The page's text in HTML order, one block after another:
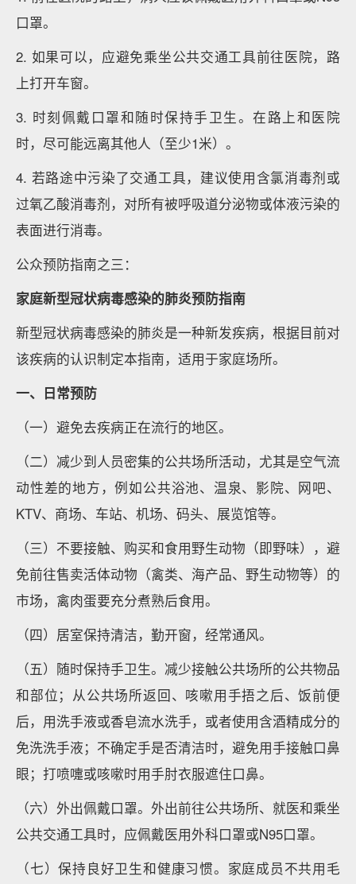
口罩。
2. 如果可以，应避免乘坐公共交通工具前往医院，路
上打开车窗。
3. 时刻佩戴口罩和随时保持手卫生。在路上和医院
时，尽可能远离其他人（至少1米）。
4. 若路途中污染了交通工具，建议使用含氯消毒剂或
过氧乙酸消毒剂，对所有被呼吸道分泌物或体液污染的
表面进行消毒。
公众预防指南之三：
家庭新型冠状病毒感染的肺炎预防指南
新型冠状病毒感染的肺炎是一种新发疾病，根据目前对
该疾病的认识制定本指南，适用于家庭场所。
一、日常预防
（一）避免去疾病正在流行的地区。
（二）减少到人员密集的公共场所活动，尤其是空气流
动性差的地方，例如公共浴池、温泉、影院、网吧、
KTV、商场、车站、机场、码头、展览馆等。
（三）不要接触、购买和食用野生动物（即野味），避
免前往售卖活体动物（禽类、海产品、野生动物等）的
市场，禽肉蛋要充分煮熟后食用。
（四）居室保持清洁，勤开窗，经常通风。
（五）随时保持手卫生。减少接触公共场所的公共物品
和部位；从公共场所返回、咳嗽用手捂之后、饭前便
后，用洗手液或香皂流水洗手，或者使用含酒精成分的
免洗洗手液；不确定手是否清洁时，避免用手接触口鼻
眼；打喷嚏或咳嗽时用手肘衣服遮住口鼻。
（六）外出佩戴口罩。外出前往公共场所、就医和乘坐
公共交通工具时，应佩戴医用外科口罩或N95口罩。
（七）保持良好卫生和健康习惯。家庭成员不共用毛